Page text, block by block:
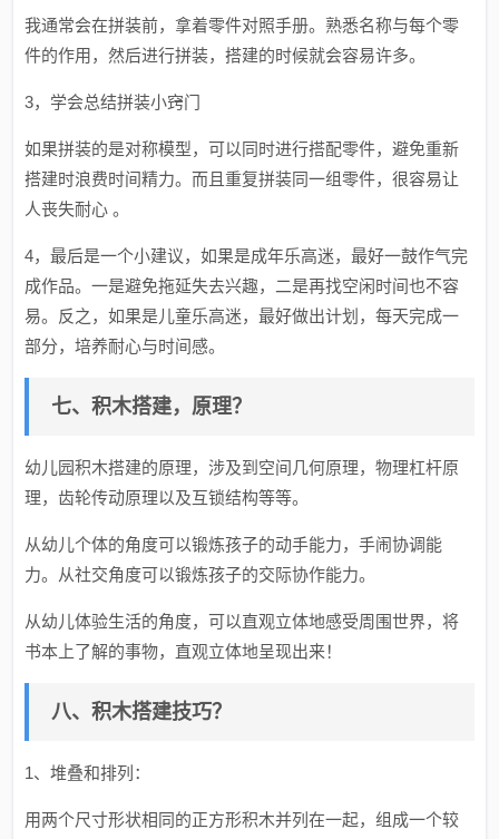
我通常会在拼装前，拿着零件对照手册。熟悉名称与每个零
件的作用，然后进行拼装，搭建的时候就会容易许多。
3，学会总结拼装小窍门
如果拼装的是对称模型，可以同时进行搭配零件，避免重新
搭建时浪费时间精力。而且重复拼装同一组零件，很容易让
人丧失耐心 。
4，最后是一个小建议，如果是成年乐高迷，最好一鼓作气完
成作品。一是避免拖延失去兴趣，二是再找空闲时间也不容
易。反之，如果是儿童乐高迷，最好做出计划，每天完成一
部分，培养耐心与时间感。
七、积木搭建，原理？
幼儿园积木搭建的原理，涉及到空间几何原理，物理杠杆原
理，齿轮传动原理以及互锁结构等等。
从幼儿个体的角度可以锻炼孩子的动手能力，手闹协调能
力。从社交角度可以锻炼孩子的交际协作能力。
从幼儿体验生活的角度，可以直观立体地感受周围世界，将
书本上了解的事物，直观立体地呈现出来！
八、积木搭建技巧？
1、堆叠和排列：
用两个尺寸形状相同的正方形积木并列在一起，组成一个较